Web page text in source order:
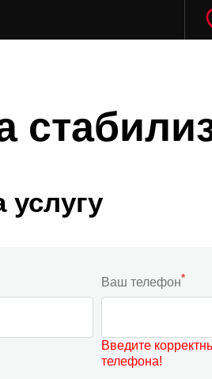
услугу
Ваш телефон*
Введите
телефона!